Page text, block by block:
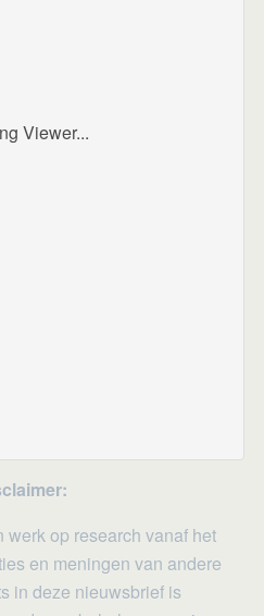
Viewer...
op research vanaf het
en meningen van andere
in deze nieuwsbrief is